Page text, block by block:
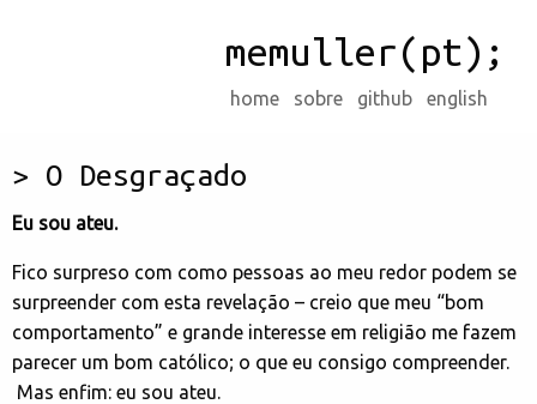
memuller(pt);
home sobre github english
O Desgraçado
Eu sou ateu.
Fico surpreso com como pessoas ao meu redor podem se
surpreender com esta revelação – creio que meu “bom
comportamento” e grande interesse em religião me fazem
parecer um bom católico; o que eu consigo compreender.
Mas enfim: eu sou ateu.